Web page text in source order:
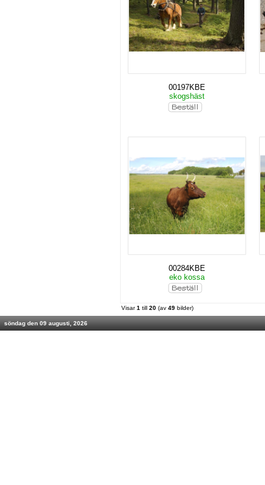
00197KBE
skogshäst
00284KBE
eko kossa
Visar1 till 20 (av 49 bilder)
söndag den 09 augusti, 2026